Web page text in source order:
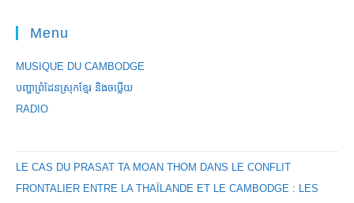
Menu
MUSIQUE DU CAMBODGE
បញ្ហាព្រំដែនស្រុកខ្មែរ និងចឞ្លើយ
RADIO
LE CAS DU PRASAT TA MOAN THOM DANS LE CONFLIT
FRONTALIER ENTRE LA THAÏLANDE ET LE CAMBODGE : LES